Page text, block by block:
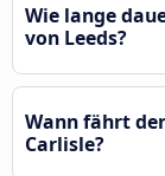
Wie lange
von Leeds?
Wann fährt
Carlisle?